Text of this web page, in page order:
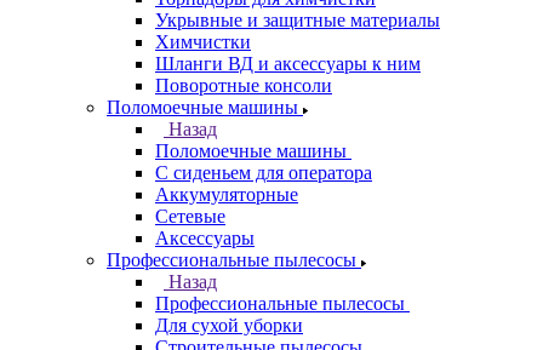
Укрывные и защитные материалы
Химчистки
Шланги ВД и аксессуары к ним
Поворотные консоли
Поломоечные машины
Назад
Поломоечные машины
С сиденьем для оператора
Аккумуляторные
Сетевые
Аксессуары
Профессиональные пылесосы
Назад
Профессиональные пылесосы
Для сухой уборки